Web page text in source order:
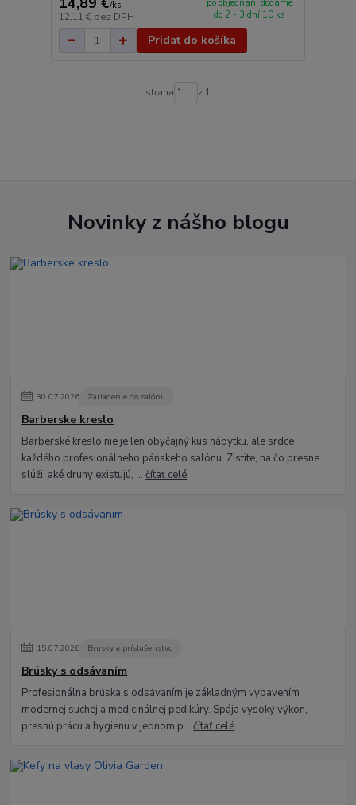
/ks
12,11 € bez DPH
po objednaní dodáme
do 2 - 3 dní 10 ks
Pridať do košíka
strana z 1
Novinky z nášho blogu
30.07.2026 Zariadenie do salónu
Barberske kreslo
Barberské kreslo nie je len obyčajný kus nábytku, ale srdce
každého profesionálneho pánskeho salónu. Zistite, na čo presne
slúži, aké druhy existujú, ...čítať celé
15.07.2026 Brúsky a príslušenstvo
Brúsky s odsávaním
Profesionálna brúska s odsávaním je základným vybavením
modernej suchej a medicinálnej pedikúry. Spája vysoký výkon,
presnú prácu a hygienu v jednom p...čítať celé